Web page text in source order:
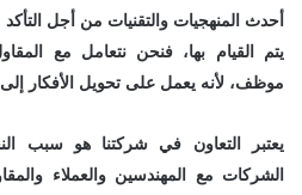
أحدث المنهجيات والتقنيات من أجل
يتم القيام بها، فنحن نتعامل مع
موظف، لأنه يعمل على تحويل الأفكار إلى
يعتبر التعاون في شركتنا هو سبب
الشركات مع المهندسين والعملاء